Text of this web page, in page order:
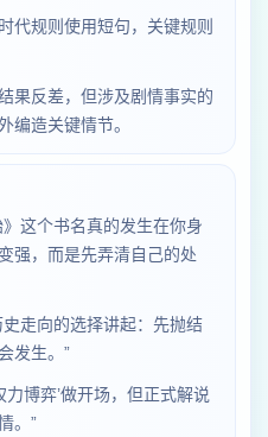
代规则使用短句，关键规则
果反差，但涉及剧情事实的
编造关键情节。
这个书名真的发生在你身
强，而是先弄清自己的处
走向的选择讲起：先抛结
发生。”
力博弈’做开场，但正式解说
。”